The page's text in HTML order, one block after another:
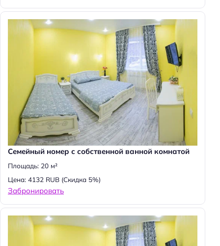
Cемейный номер с собственной ванной комнатой
Площадь: 20 м²
Цена: 4132 RUB (Скидка 5%)
Забронировать